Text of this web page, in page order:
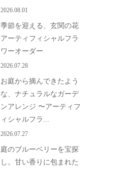
2026.08.01
季節を迎える、玄関の花
アーティフィシャルフラ
ワーオーダー
2026.07.28
お庭から摘んできたよう
な、ナチュラルなガーデ
ンアレンジ 〜アーティフ
ィシャルフラ...
2026.07.27
庭のブルーベリーを宝探
し。甘い香りに包まれた